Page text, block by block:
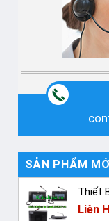
SẢN PHẨM
Thiết
Liên